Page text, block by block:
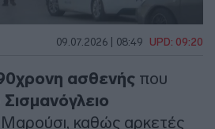
09.07.2026 | 08:49 UPD: 09:20
ασθενής που
Σισμανόγλειο
καθώς αρκετές